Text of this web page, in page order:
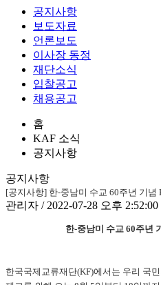
공지사항
보도자료
언론보도
이사장 동정
재단소식
입찰공고
채용공고
홈
KAF 소식
공지사항
공지사항
[공지사항] 한-중남미 수교 60주년 기념
관리자 / 2022-07-28 오후 2:52:00
한-중남미 수교 60주년
한국국제교류재단(KF)에서는 우리 국